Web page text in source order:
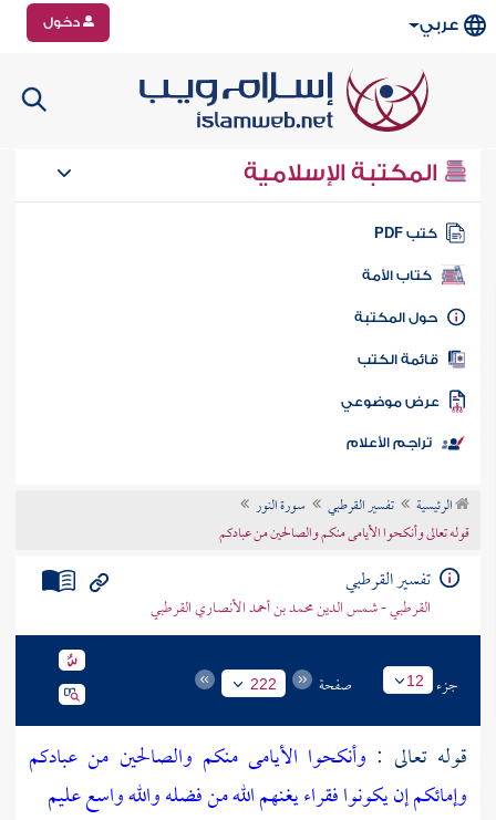
عربي دخول
المكتبة الإسلامية
كتب PDF
كتاب الأمة
المكتبة
الكتب
موضوعي
تراجم الأعلام
الرئيسية تفسير القرطبي
سورة النور
قوله تعالى وأنكحوا الأيامى منكم والصالحين من عبادكم
تفسير القرطبي
القرطبي - شمس الدين محمد بن أحمد الأنصاري القرطبي
جزء 12 صفحة 222
قوله تعالى : وأنكحوا الأيامى منكم والصالحين من عبادكم
وإمائكم إن يكونوا فقراء يغنهم الله من فضله والله واسع عليم